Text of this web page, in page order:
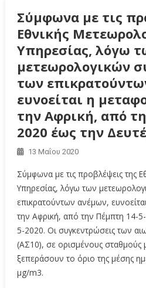
Σύμφωνα με τις
Εθνικής
Υπηρεσίας, λόγω
μετεωρολογικών
των
ευνοείται η
την Αφρική, από
2020 έως την
13 Μαΐου 2020
Σύμφωνα με τις προβλέψεις της
Υπηρεσίας, λόγω των
επικρατούντων ανέμων,
την Αφρική, από την Πέμπτη 14-
5-2020. Οι συγκεντρώσεις των
(ΑΣ10), σε ορισμένους σταθμούς
ξεπεράσουν το όριο της μέσης
μg/m3.